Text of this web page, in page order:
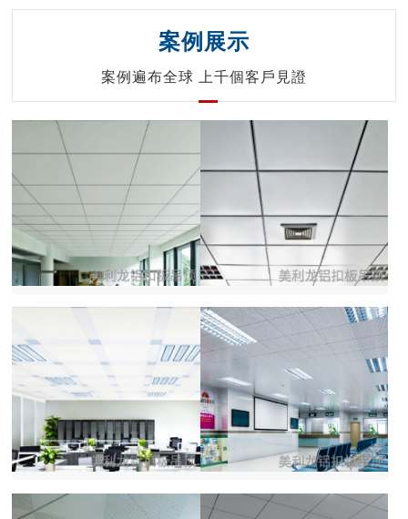
案例展示
案例遍布全球 上千個客戶見證